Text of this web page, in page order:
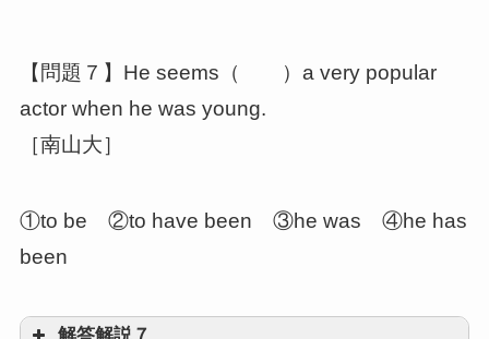
不定詞
の直前にfor～を付けます
child は不定詞 to do の意味上の主語であ
【問題７】He seems（ ）a very popular
actor when he was young.
［南山大］
①to be ②to have been ③he was ④he has
been